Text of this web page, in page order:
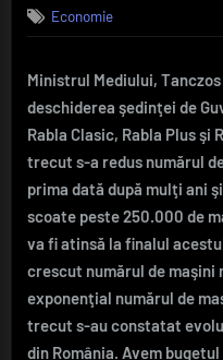
Economie
Ministrul Mediului,
deschiderea şedinţei de
Rabla Clasic, Rabla Plus şi
trecut s-a redus numărul
prima dată după mulţi ani
scoate peste 250.000 de
va fi atinsă la finalul
crescut numărul de
exponenţial numărul de
trecut s-au constatat
din România. Avem